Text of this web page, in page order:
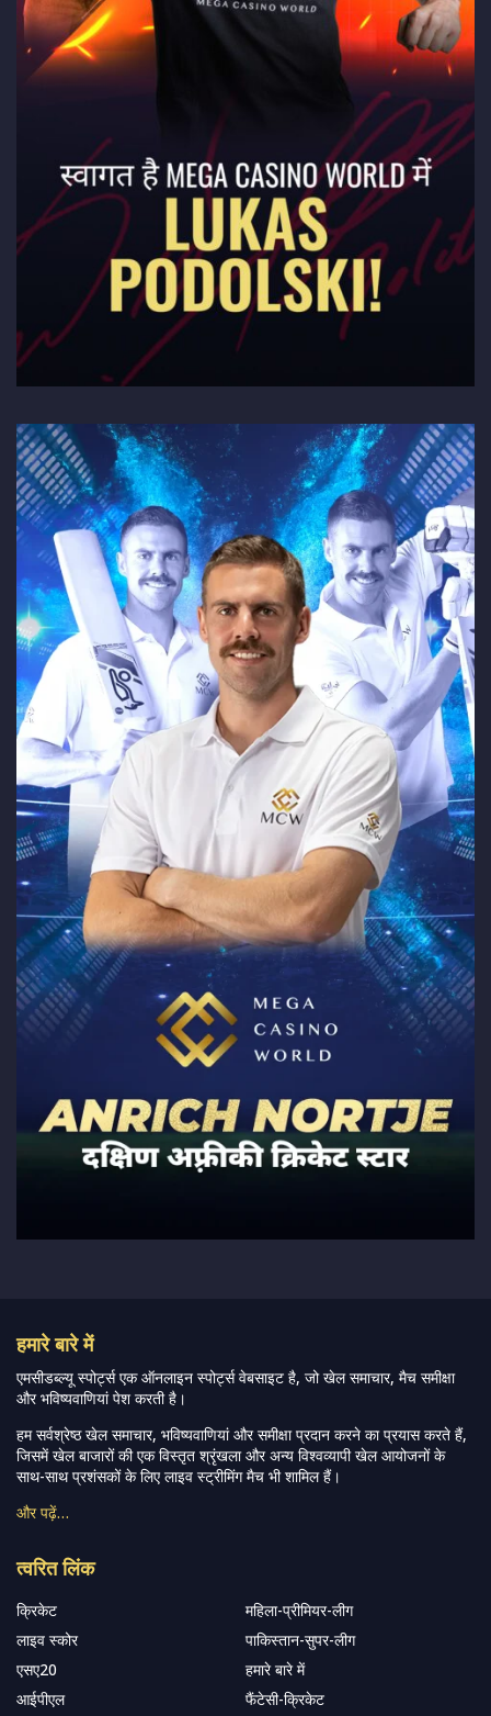
हमारे बारे में
एमसीडब्ल्यू स्पोर्ट्स एक ऑनलाइन स्पोर्ट्स वेबसाइट है, जो खेल समाचार, मैच समीक्षा
और भविष्यवाणियां पेश करती है।
हम सर्वश्रेष्ठ खेल समाचार, भविष्यवाणियां और समीक्षा प्रदान करने का प्रयास करते हैं,
जिसमें खेल बाजारों की एक विस्तृत श्रृंखला और अन्य विश्वव्यापी खेल आयोजनों के
साथ-साथ प्रशंसकों के लिए लाइव स्ट्रीमिंग मैच भी शामिल हैं।
और पढ़ें…
त्वरित लिंक
क्रिकेट
महिला-प्रीमियर-लीग
लाइव स्कोर
पाकिस्तान-सुपर-लीग
एसए20
हमारे बारे में
आईपीएल
फैंटेसी-क्रिकेट